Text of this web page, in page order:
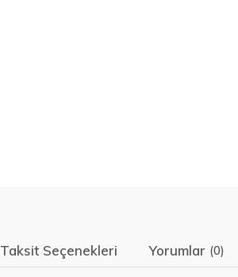
Taksit Seçenekleri Yorumlar (0)